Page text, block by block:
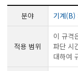
분야 기계(B)
적용 범위
이 규격
파단 시
대하여